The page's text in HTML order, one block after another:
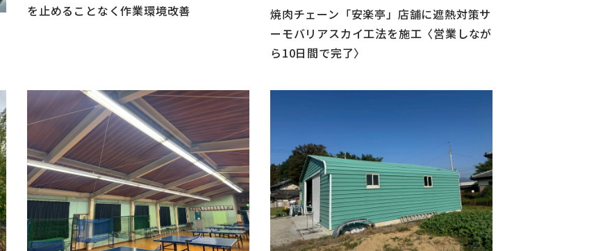
を止めることなく作業環境改善
焼肉チェーン「安楽亭」店舗に遮熱対策サ
ーモバリアスカイ工法を施工〈営業しなが
ら10日間で完了〉